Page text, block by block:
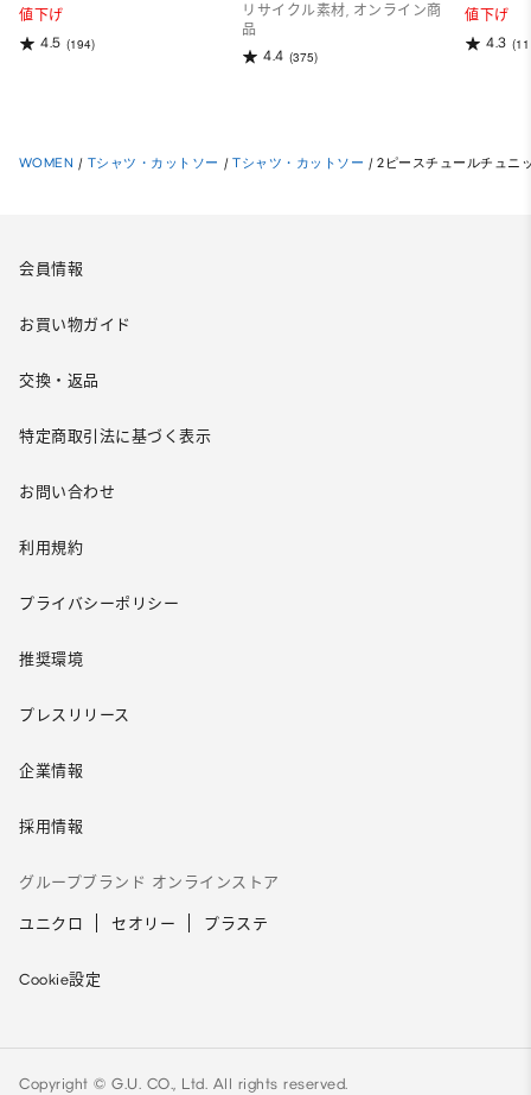
値下げ
4.5 (194)
リサイクル素材, オンライン商
品
4.4 (375)
値下げ
4.3
WOMEN / Tシャツ・カットソー / Tシャツ・カットソー / 2ピースチュールチュニ
会員情報
お買い物ガイド
交換・返品
特定商取引法に基づく表示
お問い合わせ
利用規約
プライバシーポリシー
推奨環境
プレスリリース
企業情報
採用情報
グループブランド オンラインストア
ユニクロ セオリー プラステ
Cookie設定
Copyright © G.U. CO., Ltd. All rights reserved.